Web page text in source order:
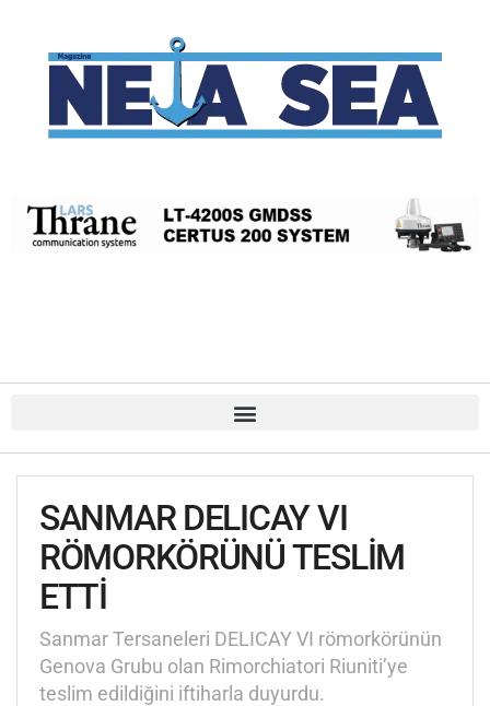
SANMAR DELICAY VI
RÖMORKÖRÜNÜ TESLİM
ETTİ
Sanmar Tersaneleri DELICAY VI römorkörünün
Genova Grubu olan Rimorchiatori Riuniti’ye
teslim edildiğini iftiharla duyurdu.